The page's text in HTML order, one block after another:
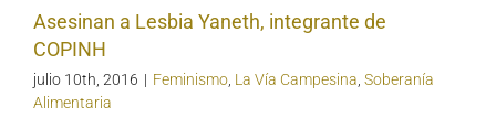
Asesinan a Lesbia Yaneth, integrante de
COPINH
julio 10th, 2016 | Feminismo La Vía Campesina Soberanía
Alimentaria